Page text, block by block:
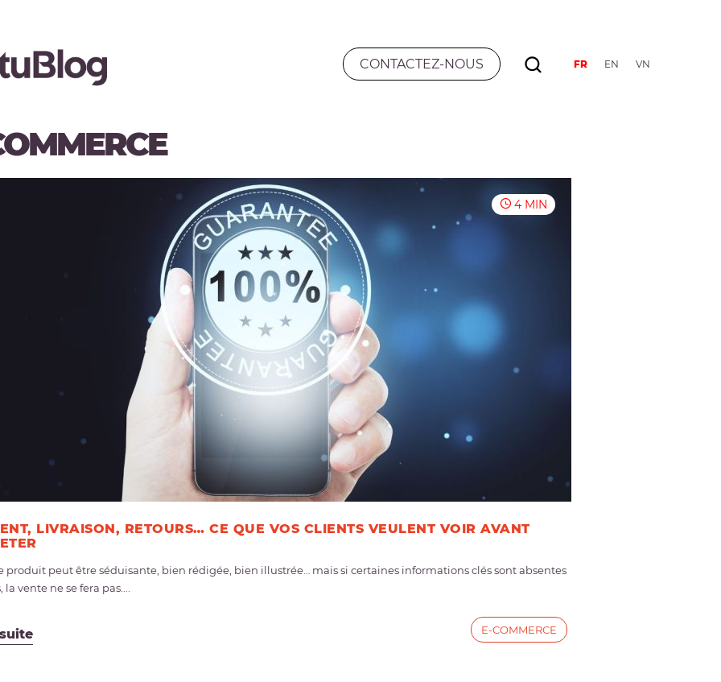
CONTACTEZ-NOUS FR EN VN
4 MIN
LIVRAISON, RETOURS… CE QUE VOS CLIENTS VEULENT VOIR AVANT
produit peut être séduisante, bien rédigée, bien illustrée… mais si certaines informations clés sont absentes
vente ne se fera pas....
E-COMMERCE